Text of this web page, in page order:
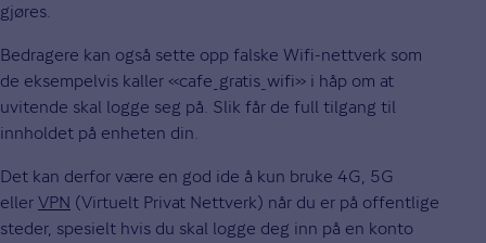
gjøres.
Bedragere kan også sette opp falske Wifi-nettverk som
de eksempelvis kaller «cafe_gratis_wifi» i håp om at
uvitende skal logge seg på. Slik får de full tilgang til
innholdet på enheten din.
Det kan derfor være en god ide å kun bruke 4G, 5G
eller VPN (Virtuelt Privat Nettverk) når du er på offentlige
steder, spesielt hvis du skal logge deg inn på en konto